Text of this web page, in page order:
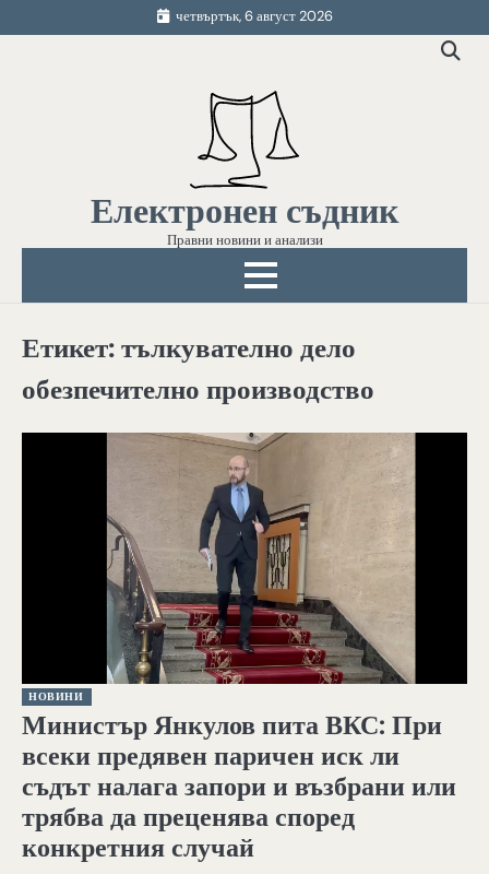
to
четвъртък, 6 август 2026
Електронен съдник
Правни новини и анализи
Етикет:тълкувателно дело
обезпечително производство
НОВИНИ
Министър Янкулов пита ВКС: При
всеки предявен паричен иск ли
съдът налага запори и възбрани или
трябва да преценява според
конкретния случай